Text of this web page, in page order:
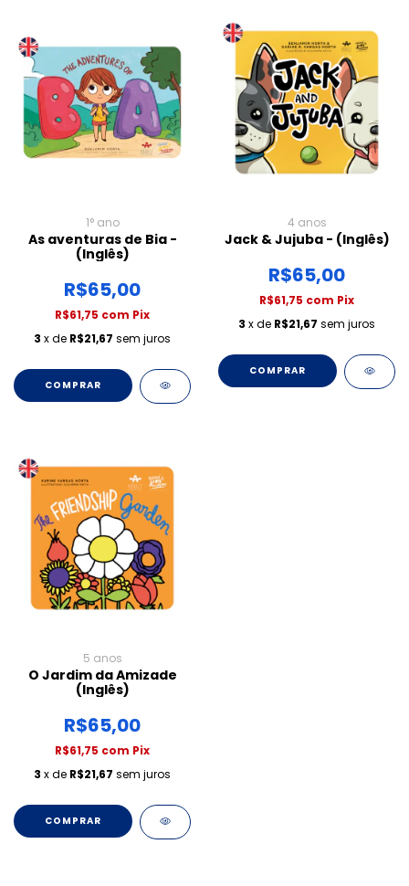
1° ano
As aventuras de Bia -
(Inglês)
R$65,00
R$61,75 com Pix
3 x de R$21,67 sem juros
COMPRAR
4 anos
Jack & Jujuba - (Inglês)
R$65,00
R$61,75 com Pix
3 x de R$21,67 sem juros
COMPRAR
5 anos
O Jardim da Amizade
(Inglês)
R$65,00
R$61,75 com Pix
3 x de R$21,67 sem juros